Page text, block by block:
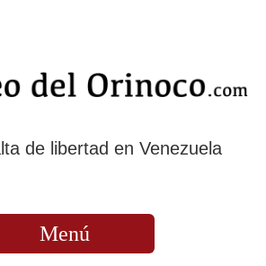
de libertad en Venezuela
Menú